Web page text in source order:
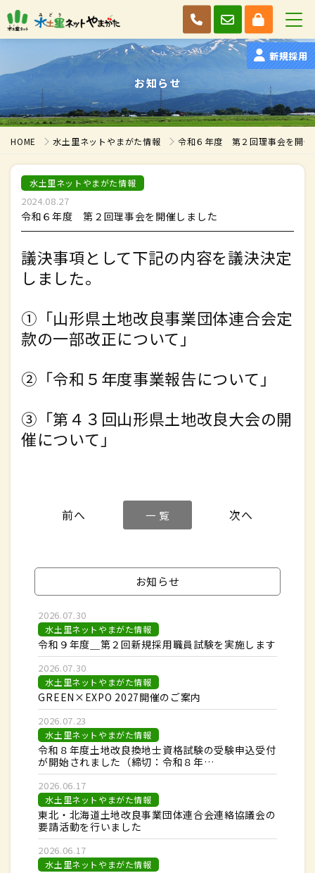
お知らせ
HOME 水土里ネットやまがた情報 令和６年度 第２回理事会を開催
水土里ネットやまがた情報
2024.08.27
令和６年度 第２回理事会を開催しました
議決事項として下記の内容を議決決定
しました。
①「山形県土地改良事業団体連合会定
款の一部改正について」
②「令和５年度事業報告について」
③「第４３回山形県土地改良大会の開
催について」
一 覧
お知らせ
2026.07.30
水土里ネットやまがた情報
令和９年度＿第２回新規採用職員試験を実施します
2026.07.30
水土里ネットやまがた情報
GREEN×EXPO 2027開催のご案内
2026.07.23
水土里ネットやまがた情報
令和８年度土地改良換地士資格試験の受験申込受付
が開始されました（締切：令和８年…
2026.06.17
水土里ネットやまがた情報
東北・北海道土地改良事業団体連合会連絡協議会の
要請活動を行いました
2026.06.17
水土里ネットやまがた情報
新規採用